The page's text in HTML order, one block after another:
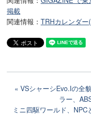
掲載
関連情報： TRHカレンダ
VSシャーシEvo.Iの全
ラー、
ミニ四駆ワールド、NPC